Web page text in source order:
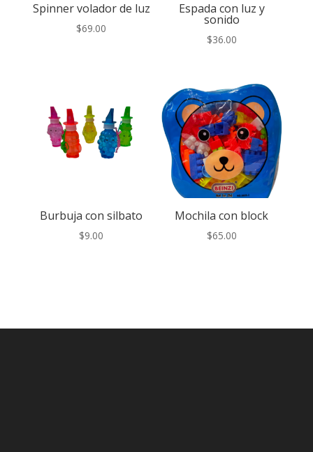
Spinner volador de luz
$69.00
Espada con luz y
sonido
$36.00
Burbuja con silbato
$9.00
Mochila con block
$65.00